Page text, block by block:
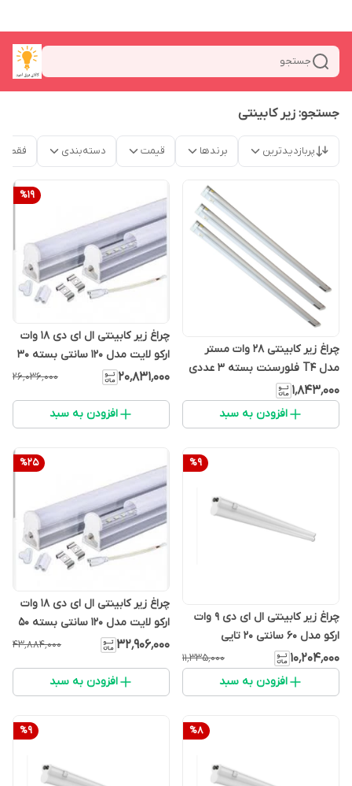
جستجو
جستجو: زیر کابینتی
پربازدیدترین برندها قیمت دسته‌بندی فقط
چراغ زیر کابینتی 28 وات مستر
مدل T4 فلورسنت بسته 3 عددی
۱٬۸۴۳٬۰۰۰
افزودن به سبد
%19
چراغ زیر کابینتی ال ای دی 18 وات
ارکو لایت مدل 120 سانتی بسته 30
تایی
۲۰٬۸۳۱٬۰۰۰ ۲۶٬۰۳۶٬۰۰۰
افزودن به سبد
%9
چراغ زیر کابینتی ال ای دی 9 وات
ارکو مدل 60 سانتی 20 تایی
۱۰٬۲۰۴٬۰۰۰ ۱۱٬۳۳۵٬۰۰۰
افزودن به سبد
%25
چراغ زیر کابینتی ال ای دی 18 وات
ارکو لایت مدل 120 سانتی بسته 50
تایی
۳۲٬۹۰۶٬۰۰۰ ۴۳٬۸۸۴٬۰۰۰
افزودن به سبد
%8
%9